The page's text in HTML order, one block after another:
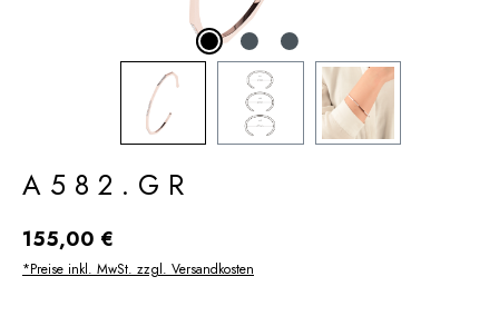
A582.GR
Regulärer Preis:
155,00 €
*Preise inkl. MwSt. zzgl. Versandkosten